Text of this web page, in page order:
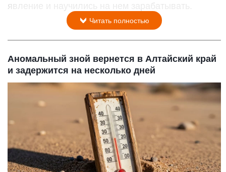
явление и научились на нем зарабатывать.
Читать полностью
Аномальный зной вернется в Алтайский край
и задержится на несколько дней